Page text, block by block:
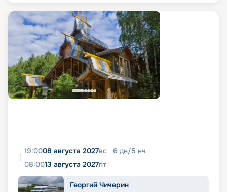
19:0008 августа 2027вс 6 дн/5 нч
08:0013 августа 2027пт
Георгий Чичерин